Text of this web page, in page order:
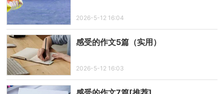
2026-5-12 16:04
感受的作文5篇（实用）
2026-5-12 16:03